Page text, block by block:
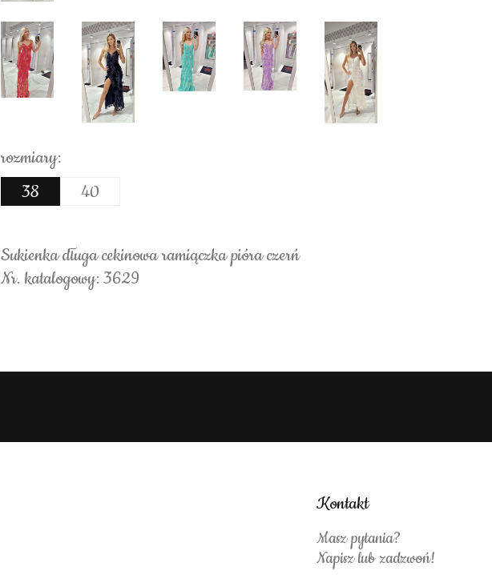
rozmiary:
38
40
Sukienka długa cekinowa ramiączka pióra czerń
Nr. katalogowy: 3629
Kontakt
Masz pytania?
Napisz lub zadzwoń!